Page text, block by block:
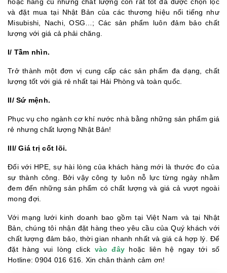
và đặt mua tại Nhật Bản của các thương hiệu nổi tiếng như
Misubishi, Nachi, OSG…; Các sản phẩm luôn đảm bảo chất
lượng với giá cả phải chăng.
I/ Tầm nhìn.
Trở thành một đơn vị cung cấp các sản phẩm đa dạng, chất
lượng tốt với giá rẻ nhất tại Hải Phòng và toàn quốc.
II/ Sứ mệnh.
Phục vụ cho ngành cơ khí nước nhà bằng những sản phẩm giá
rẻ nhưng chất lượng Nhật Bản!
III/ Giá trị cốt lõi.
Đối với HPE, sự hài lòng của khách hàng mới là thước đo của
sự thành công. Bởi vậy công ty luôn nỗ lực từng ngày nhằm
đem đến những sản phẩm có chất lượng và giá cả vượt ngoài
mong đợi.
Với mạng lưới kinh doanh bao gồm tại Việt Nam và tại Nhật
Bản, chúng tôi nhận đặt hàng theo yêu cầu của Quý khách với
chất lượng đảm bảo, thời gian nhanh nhất và giá cả hợp lý. Để
đặt hàng vui lòng click vào đâyhoặc liên hệ ngay tới số
Hotline: 0904 016 616. Xin chân thành cảm ơn!